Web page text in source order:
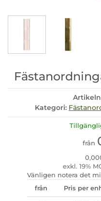
Kategori:
från
exkl. 19%
Vänligen notera det
från
Pris per